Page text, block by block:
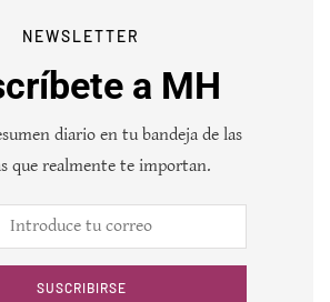
NEWSLETTER
a MH
diario en tu bandeja de las
que realmente te importan.
SUSCRIBIRSE